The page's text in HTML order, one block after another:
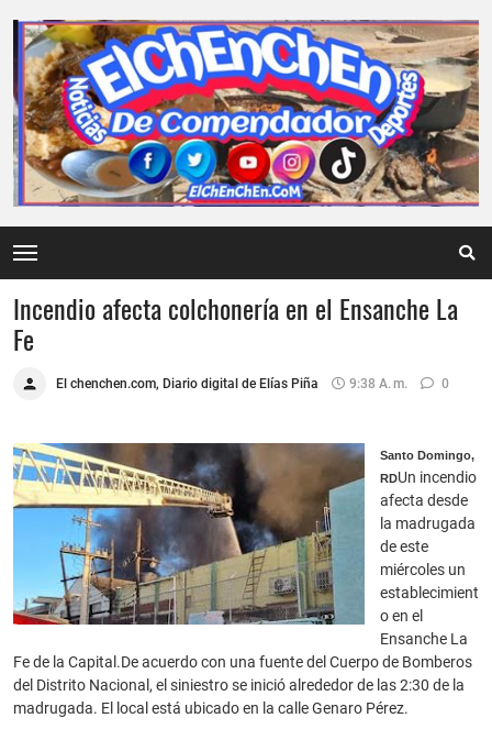
Incendio afecta colchonería en el Ensanche La
Fe
El chenchen.com, Diario digital de Elías Piña 9:38 A. M. 0
Santo Domingo,
RDUn incendio
afecta desde
la madrugada
de este
miércoles un
establecimient
o en el
Ensanche La
Fe de la Capital.De acuerdo con una fuente del Cuerpo de Bomberos
del Distrito Nacional, el siniestro se inició alrededor de las 2:30 de la
madrugada. El local está ubicado en la calle Genaro Pérez.